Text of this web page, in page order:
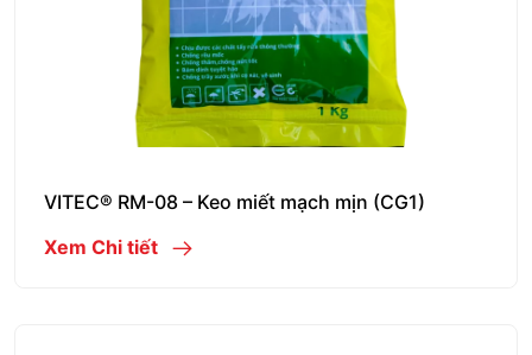
VITEC® RM-08 – Keo miết mạch mịn (CG1)
Xem Chi tiết